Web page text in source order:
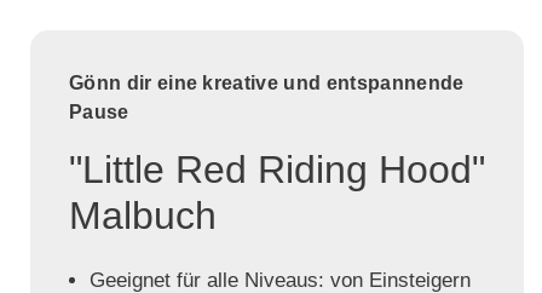
Gönn dir eine kreative und entspannende
Pause
"Little Red Riding Hood"
Malbuch
Geeignet für alle Niveaus: von Einsteigern